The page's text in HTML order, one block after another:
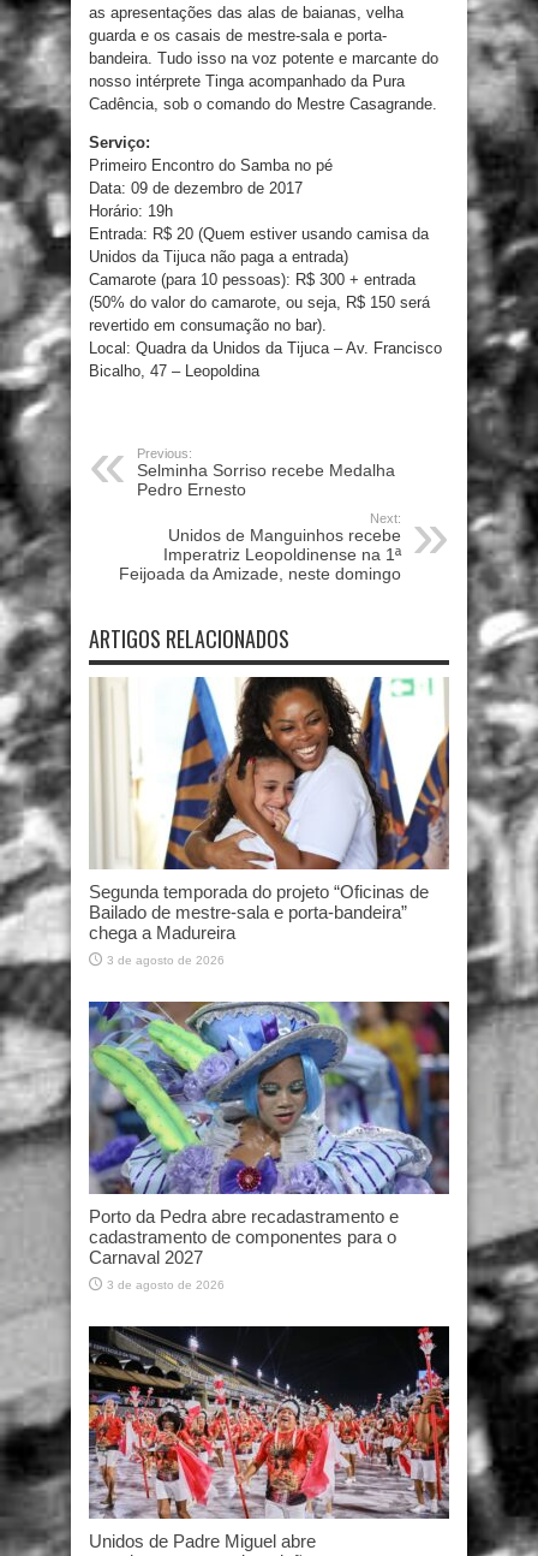
as apresentações das alas de baianas, velha
guarda e os casais de mestre-sala e porta-
bandeira. Tudo isso na voz potente e marcante do
nosso intérprete Tinga acompanhado da Pura
Cadência, sob o comando do Mestre Casagrande.
Serviço:
Primeiro Encontro do Samba no pé
Data: 09 de dezembro de 2017
Horário: 19h
Entrada: R$ 20 (Quem estiver usando camisa da
Unidos da Tijuca não paga a entrada)
Camarote (para 10 pessoas): R$ 300 + entrada
(50% do valor do camarote, ou seja, R$ 150 será
revertido em consumação no bar).
Local: Quadra da Unidos da Tijuca – Av. Francisco
Bicalho, 47 – Leopoldina
Previous:
Selminha Sorriso recebe Medalha
Pedro Ernesto
Next:
Unidos de Manguinhos recebe
Imperatriz Leopoldinense na 1ª
Feijoada da Amizade, neste domingo
ARTIGOS RELACIONADOS
Segunda temporada do projeto “Oficinas de
Bailado de mestre-sala e porta-bandeira”
chega a Madureira
3 de agosto de 2026
Porto da Pedra abre recadastramento e
cadastramento de componentes para o
Carnaval 2027
3 de agosto de 2026
Unidos de Padre Miguel abre